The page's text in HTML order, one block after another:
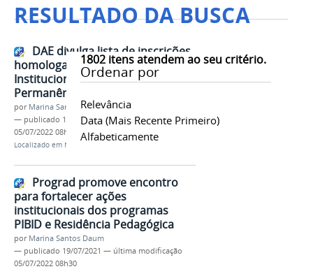
RESULTADO DA BUSCA
1802itens atendem ao seu critério.
Ordenar por
Relevância
Data (mais Recente Primeiro)
Alfabeticamente
DAE divulga lista de inscrições
homologadas para o Programa
Institucional de Bolsa
Permanência
por Marina Santos Daum
— publicado 19/07/2021 —última modificação
05/07/2022 08h30
Localizado em Notícias
Prograd promove encontro
para fortalecer ações
institucionais dos programas
PIBID e Residência Pedagógica
por Marina Santos Daum
— publicado 19/07/2021 — última modificação
05/07/2022 08h30